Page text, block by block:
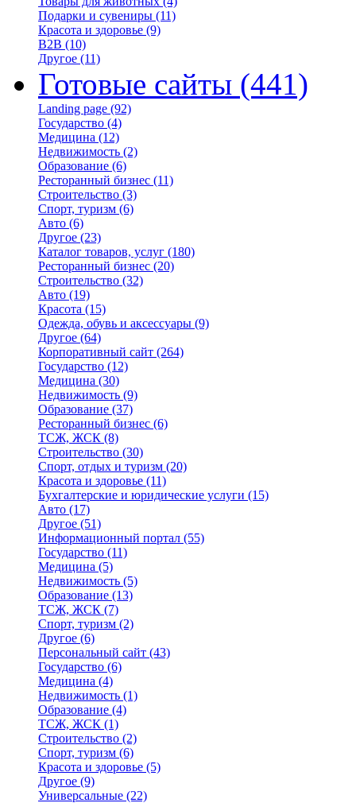
Подарки и сувениры (11)
Красота и здоровье (9)
B2B (10)
Другое (11)
Готовые сайты (441)
Landing page (92)
Государство (4)
Медицина (12)
Недвижимость (2)
Образование (6)
Ресторанный бизнес (11)
Строительство (3)
Спорт, туризм (6)
Авто (6)
Другое (23)
Каталог товаров, услуг (180)
Ресторанный бизнес (20)
Строительство (32)
Авто (19)
Красота (15)
Одежда, обувь и аксессуары (9)
Другое (64)
Корпоративный сайт (264)
Государство (12)
Медицина (30)
Недвижимость (9)
Образование (37)
Ресторанный бизнес (6)
ТСЖ, ЖСК (8)
Строительство (30)
Спорт, отдых и туризм (20)
Красота и здоровье (11)
Бухгалтерские и юридические услуги (15)
Авто (17)
Другое (51)
Информационный портал (55)
Государство (11)
Медицина (5)
Недвижимость (5)
Образование (13)
ТСЖ, ЖСК (7)
Спорт, туризм (2)
Другое (6)
Персональный сайт (43)
Государство (6)
Медицина (4)
Недвижимость (1)
Образование (4)
ТСЖ, ЖСК (1)
Строительство (2)
Спорт, туризм (6)
Красота и здоровье (5)
Другое (9)
Универсальные (22)